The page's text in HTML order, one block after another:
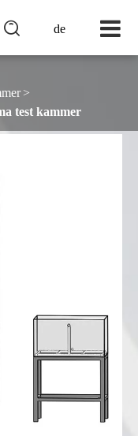
de

test kammer